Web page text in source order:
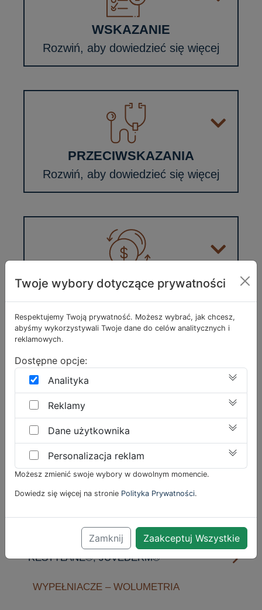
DERMATOLOGIA
WENEROLOGIA
UROLOGIA – ANDROLOGIA
MEDYCYNA ESTETYCZNA
LASERY – CUTERA EXEL V+® (GŁOWICA
FRAKCYJNY CO2, ABLACYJNY
KWAS HIALURONOWY – WYPEŁNIACZE
RESTYLANE®, JUVÉDERM®
WYPEŁNIACZE – WOLUMETRIA
WSKAZANIE
Rozwiń, aby dowiedzieć się więcej
PRZECIWSKAZANIA
Rozwiń, aby dowiedzieć się więcej
CENA
Rozwiń, aby dowiedzieć się więcej
Twoje wybory dotyczące prywatności
Respektujemy Twoją prywatność. Możesz wybrać, jak chcesz,
abyśmy wykorzystywali Twoje dane do celów analitycznych i
reklamowych.
Dostępne opcje:
Analityka
Reklamy
Dane użytkownika
Personalizacja reklam
Możesz zmienić swoje wybory w dowolnym momencie.
Dowiedz się więcej na stronie Polityka Prywatności.
Zamknij Zaakceptuj Wszystkie